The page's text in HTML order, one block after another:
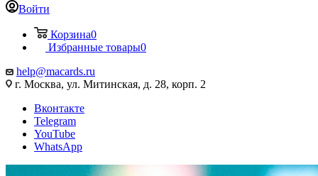
Войти
Корзина0
Избранные товары0
help@macards.ru
г. Москва, ул. Митинская, д. 28, корп. 2
Вконтакте
Telegram
YouTube
WhatsApp